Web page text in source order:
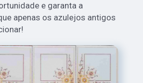
e garanta a
apenas os azulejos antigos